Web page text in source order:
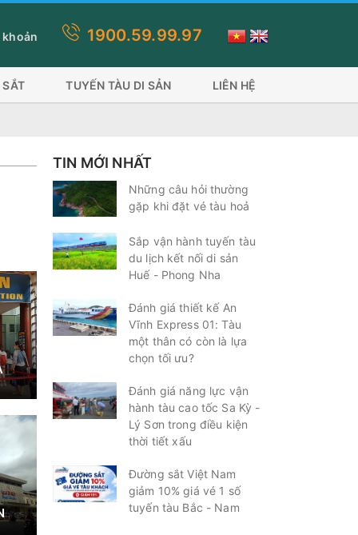
này quý khách lựa chọn thanh toán thẻ visa, ứng dụng
1900.59.99.97
TUYẾN TÀU DI SẢN LIÊN HỆ
TIN MỚI NHẤT
Những câu hỏi thường
gặp khi đặt vé tàu hoả
Sắp vận hành tuyến tàu
du lịch kết nối di sản
Huế - Phong Nha
Đánh giá thiết kế An
Vĩnh Express 01: Tàu
một thân có còn là lựa
chọn tối ưu?
Đánh giá năng lực vận
hành tàu cao tốc Sa Kỳ -
Lý Sơn trong điều kiện
thời tiết xấu
Đường sắt Việt Nam
giảm 10% giá vé 1 số
tuyến tàu Bắc - Nam